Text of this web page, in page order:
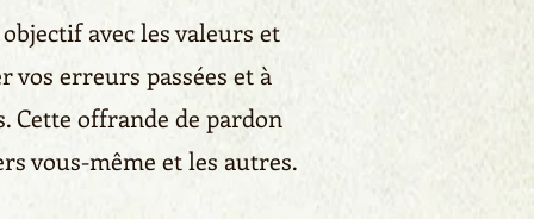
avec les valeurs et
erreurs passées et à
Cette offrande de pardon
vous-même et les autres.